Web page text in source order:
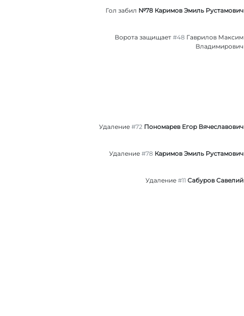
Гол забил №78 Каримов Эмиль Рустамович
Ворота защищает #48 Гаврилов Максим
Владимирович
Удаление #72 Пономарев Егор Вячеславович
Удаление #78 Каримов Эмиль Рустамович
Удаление #11 Сабуров Савелий